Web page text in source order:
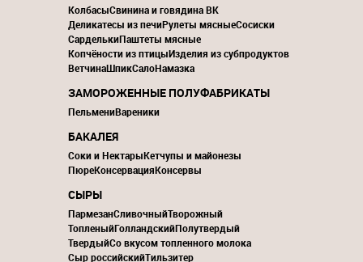
КолбасыСвинина и говядина ВК
Деликатесы из печиРулеты мясныеСосиски
СарделькиПаштеты мясные
Копчёности из птицыИзделия из субпродуктов
ВетчинаШпикСалоНамазка
ЗАМОРОЖЕННЫЕ ПОЛУФАБРИКАТЫ
ПельмениВареники
БАКАЛЕЯ
Соки и НектарыКетчупы и майонезы
ПюреКонсервацияКонсервы
СЫРЫ
ПармезанСливочныйТворожный
ТопленыйГолландскийПолутвердый
ТвердыйСо вкусом топленного молока
Сыр российскийТильзитер